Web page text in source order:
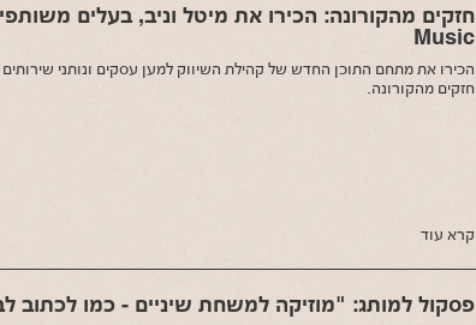
Music
הכירו את מתחם התוכן החדש של קהילת השיווק למען עסקים ונותני שירותים
חזקים מהקורונה.
קרא עוד
פסקול למותג: "מוזיקה למשחת שיניים - כמו לכתוב